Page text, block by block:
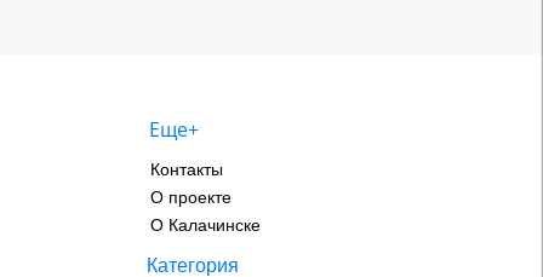
Еще+
Контакты
О проекте
О Калачинске
Категория